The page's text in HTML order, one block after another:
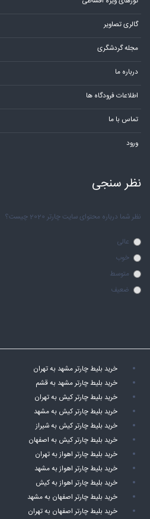
گالری تصاویر
مجله گردشگری
درباره ما
اطلاعات فرودگاه ها
تماس با ما
ورود
نظر سنجی
نظر شما درباره محتوای سایت چارتر 2020 چیست؟
عالی
خوب
متوسط
ضعیف
خرید بلیط چارتر مشهد به تهران
خرید بلیط چارتر مشهد به قشم
خرید بلیط چارتر کیش به تهران
خرید بلیط چارتر کیش به مشهد
خرید بلیط چارتر کیش به شیراز
خرید بلیط چارتر کیش به اصفهان
خرید بلیط چارتر اهواز به تهران
خرید بلیط چارتر اهواز به مشهد
خرید بلیط چارتر اهواز به کیش
خرید بلیط چارتر اصفهان به مشهد
خرید بلیط چارتر اصفهان به تهران